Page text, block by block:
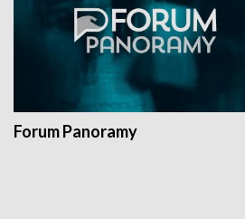
Forum Panoramy